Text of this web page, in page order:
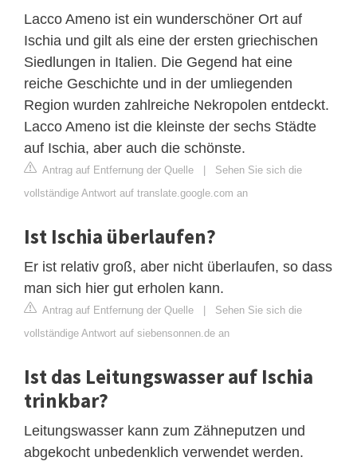
Lacco Ameno ist ein wunderschöner Ort auf
Ischia und gilt als eine der ersten griechischen
Siedlungen in Italien. Die Gegend hat eine
reiche Geschichte und in der umliegenden
Region wurden zahlreiche Nekropolen entdeckt.
Lacco Ameno ist die kleinste der sechs Städte
auf Ischia, aber auch die schönste.
Antrag auf Entfernung der Quelle | Sehen Sie sich die
vollständige Antwort auf translate.google.com an
Ist Ischia überlaufen?
Er ist relativ groß, aber nicht überlaufen, so dass
man sich hier gut erholen kann.
Antrag auf Entfernung der Quelle | Sehen Sie sich die
vollständige Antwort auf siebensonnen.de an
Ist das Leitungswasser auf Ischia
trinkbar?
Leitungswasser kann zum Zähneputzen und
abgekocht unbedenklich verwendet werden.